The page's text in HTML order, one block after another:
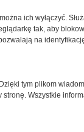
ich wyłączyć.
tak, aby
na
tym plikom
Wszystkie